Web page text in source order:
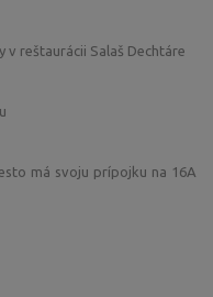
reštaurácii Salaš Dechtáre
má svoju prípojku na 16A